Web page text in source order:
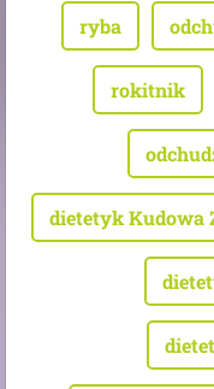
ryba
rokitnik
dietetyk Kudowa